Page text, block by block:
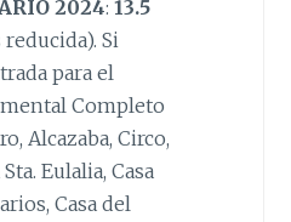
2024: 13.5
Si
para el
Completo
Alcazaba, Circo,
Eulalia, Casa
Casa del